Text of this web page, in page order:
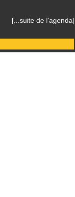
[...suite de l'agenda]